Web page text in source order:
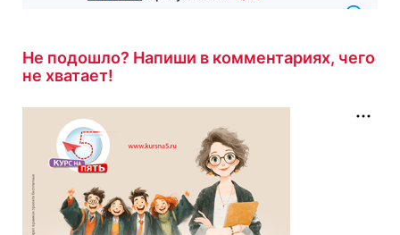
Не подошло? Напиши в комментариях, чего
не хватает!